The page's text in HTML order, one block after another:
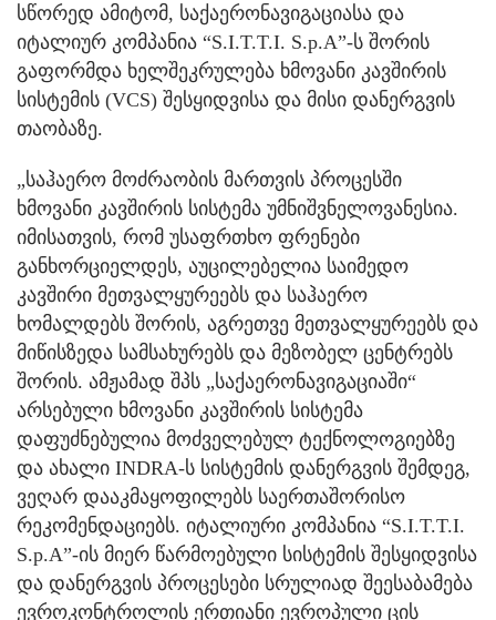
სწორედ ამიტომ, საქაერონავიგაციასა და
იტალიურ კომპანია “S.I.T.T.I. S.p.A”-ს შორის
გაფორმდა ხელშეკრულება ხმოვანი კავშირის
სისტემის (VCS) შესყიდვისა და მისი დანერგვის
თაობაზე.
„საჰაერო მოძრაობის მართვის პროცესში
ხმოვანი კავშირის სისტემა უმნიშვნელოვანესია.
იმისათვის, რომ უსაფრთხო ფრენები
განხორციელდეს, აუცილებელია საიმედო
კავშირი მეთვალყურეებს და საჰაერო
ხომალდებს შორის, აგრეთვე მეთვალყურეებს და
მიწისზედა სამსახურებს და მეზობელ ცენტრებს
შორის. ამჟამად შპს „საქაერონავიგაციაში“
არსებული ხმოვანი კავშირის სისტემა
დაფუძნებულია მოძველებულ ტექნოლოგიებზე
და ახალი INDRA-ს სისტემის დანერგვის შემდეგ,
ვეღარ დააკმაყოფილებს საერთაშორისო
რეკომენდაციებს. იტალიური კომპანია “S.I.T.T.I.
S.p.A”-ის მიერ წარმოებული სისტემის შესყიდვისა
და დანერგვის პროცესები სრულიად შეესაბამება
ევროკონტროლის ერთიანი ევროპული ცის